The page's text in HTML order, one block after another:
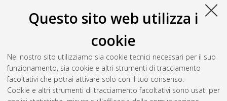
Questo sito web utilizza i
cookie
Nel nostro sito utilizziamo sia cookie tecnici necessari per il suo
funzionamento, sia cookie e altri strumenti di tracciamento
facoltativi che potrai attivare solo con il tuo consenso.
Cookie e altri strumenti di tracciamento facoltativi sono usati per
Acrobat Reader
Download (4MB)
Abstract
Altri metadati
Gestione del documento: